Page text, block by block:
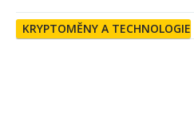
KRYPTOMĚNY A TECHNOLOGIE